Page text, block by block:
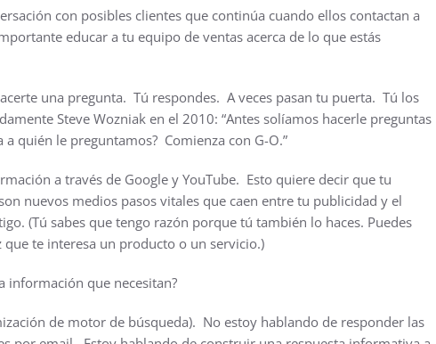
con posibles clientes que continúa cuando ellos contactan a
educar a tu equipo de ventas acerca de lo que estás
una pregunta. Tú respondes. A veces pasan tu puerta. Tú los
Steve Wozniak en el 2010: “Antes solíamos hacerle preguntas
quién le preguntamos? Comienza con G-O.”
a través de Google y YouTube. Esto quiere decir que tu
nuevos medios pasos vitales que caen entre tu publicidad y el
(Tú sabes que tengo razón porque tú también lo haces. Puedes
que te interesa un producto o un servicio.)
información que necesitan?
de motor de búsqueda). No estoy hablando de responder las